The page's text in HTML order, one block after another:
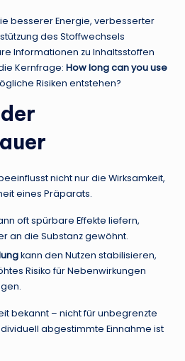
besserer Energie, verbesserter
des Stoffwechsels
Informationen zu Inhaltsstoffen
Kernfrage: How long can you use
Risiken entstehen?
nicht nur die Wirksamkeit,
eines Präparats.
oft spürbare Effekte liefern,
an die Substanz gewöhnt.
kann den Nutzen stabilisieren,
Risiko für Nebenwirkungen
bekannt – nicht für unbegrenzte
abgestimmte Einnahme ist